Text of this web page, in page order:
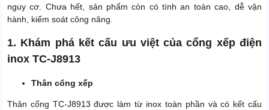
Hãng sản xuất Baiseng
nguy cơ. Chưa hết, sản phẩm còn có tính an toàn cao, dễ vận
hành, kiểm soát công năng.
1. Khám phá kết cấu ưu việt của cổng xếp điện
inox TC-J8913
Thân cổng xếp
Thân cổng TC-J8913 được làm từ inox toàn phần và có kết cấu